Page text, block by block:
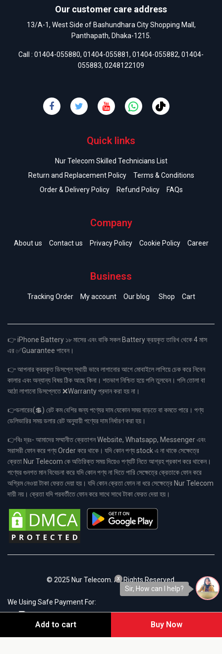
Our customer care address
13/A-1, West Side of Bashundhara City Shopping Mall,
Panthapath, Dhaka-1215.
Call : 01404-055880, 01404-055881, 01404-055882, 01404-
055883, 0248122109
Quick links
Nur Telecom Skilled Technicians List
Return and Replacement Policy
Terms & Conditions
Order & Delivery Policy
Refund Policy FAQs
Company
About us Contact us Privacy Policy Cookie Policy Career
Business
Tracking Order My account Our blog Shop Cart
👉 iPhone Battery ১৮ মাসের এবং বাকি সকল Battery ক্রয়কৃত তারিখ থেকে 4 মাস
এর ✅Guarantee পাবেন।
👉 আপনার ক্রয়কৃত ডিসপ্লে স্থায়ী ভাবে লাগানোর আগে মোবাইলে লাগিয়ে চেক করে নিবেন
কালার এবং অন্যান্য বিষয় ঠিক আছে কিনা। শতভাগ নিশ্চিত হয়ে পলি তুলবেন। পলি তোলা বা
আঠা লাগানো ডিসপ্লেতে ❌Warranty প্রদান করা হয় না।
👉ডলারের(💲) রেট কম বেশির জন্য পণ্যের দাম যেকোন সময় বাড়তে বা কমতে পারে। পণ্য
ডেলিভারির সময় ডলার রেট অনুযায়ী পণ্যের দাম নির্ধারণ করা হয়।
👉বিঃ দ্রঃ- আমাদের সম্মানীত ক্রেতাগন Website, Whatsapp, Messenger এবং
সরাসরী ফোন করে পণ্য Order করে থাকে। যদি কোন পণ্য stock এ না থাকে সেক্ষেত্রে
ক্রেতা Nur Telecom কে অতিরিক্ত সময় দিয়েও পণ্যটি নিতে আগ্রহ প্রকাশ করে থাকেন।
পণ্যের গুনগত মান বিবেচনা করে যদি কোন পণ্য না দিতে পারি সেক্ষেত্রে ক্রেতাকে ফোন করে
অগ্রিম নেওয়া টাকা ফেরত দেয়া হয়। যদি কোন ক্রেতা ফোন না ধরে সেক্ষেত্রে Nur Telecom
দায়ী নয়। ক্রেতা যদি পরবর্তীতে ফোন করে সাথে সাথে টাকা ফেরত দেয়া হয়।
© 2025 Nur Telecom. All Rights Reserved.
We Using Safe Payment For:
Add to cart Buy Now
Sir, How can I help?
x